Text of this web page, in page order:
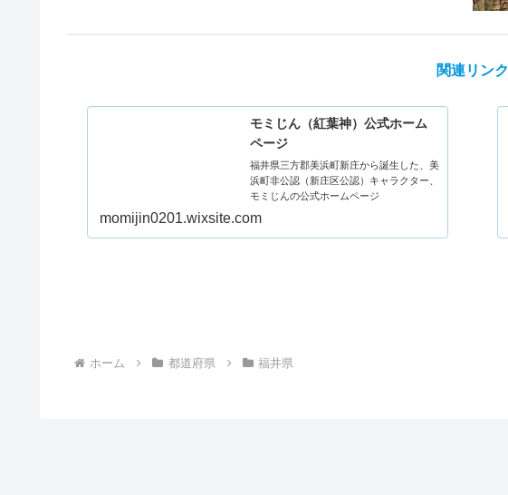
関連リンク
モミじん（紅葉神）公式ホーム
ページ
福井県三方郡美浜町新庄から誕生した、美
浜町非公認（新庄区公認）キャラクター、
モミじんの公式ホームページ
momijin0201.wixsite.com
ホーム 都道府県 福井県